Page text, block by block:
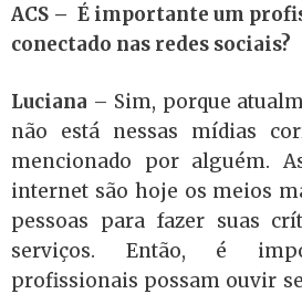
ACS – É importante um
conectado nas redes sociais?
Luciana – Sim, porque
não está nessas mídias
mencionado por alguém.
internet são hoje os meios
pessoas para fazer suas
serviços. Então, é
profissionais possam ouvir